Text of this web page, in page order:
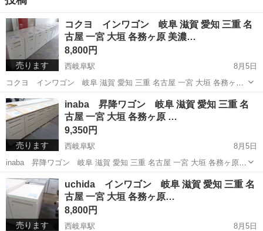
○販売商品はすべてクリーニング済です
○販売価格は全て税込みです
●キャッシュレス消費者還元事業 加盟店です。
※クレジットカード、アプリ決済、電子マネーの全てが５％
還元です。
売ります
コクヨ インワゴン 岐阜 滋賀 愛知 三重 名
古屋 一宮 大垣 各務ヶ原 美濃…
8,800円
西岐阜駅
8月5日
コクヨ インワゴン 岐阜 滋賀 愛知 三重 名古屋 一宮 大垣 各務ヶ原
美濃 関 多治見 土岐 稲沢 高年式揃い 厳選仕入れの美品揃い 高年式
の美品が低価格 日曜 祝日 休 月曜～金曜 10：00～17:...
岐阜 岐阜市 西岐阜駅 オフィス用家具 コクヨ
売ります
inaba 昇降ワゴン 岐阜 滋賀 愛知 三重 名
古屋 一宮 大垣 各務ヶ原 …
9,350円
西岐阜駅
8月5日
inaba 昇降ワゴン 岐阜 滋賀 愛知 三重 名古屋 一宮 大垣 各務ヶ原
美濃 関 多治見 土岐 稲沢 高年式揃い 厳選仕入れの美品揃い 高年式
の美品が低価格 日曜 祝日 休 月曜～金曜 10：00～1...
岐阜 岐阜市 オフィス用家具 ワゴン
売ります
uchida インワゴン 岐阜 滋賀 愛知 三重 名
古屋 一宮 大垣 各務ヶ原…
8,800円
西岐阜駅
8月5日